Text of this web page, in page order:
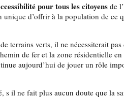
pour tous les citoyens de
d’offrir à la population de ce
terrains verts, il ne nécessiterait pas
de fer et la zone résidentielle
aujourd’hui de jouer un rôle
s il ne fait plus aucun doute que la